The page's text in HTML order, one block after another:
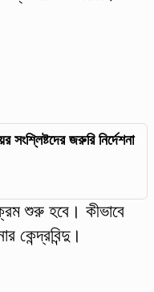
সংশ্লিষ্টদের জরুরি নির্দেশনা
শুরু হবে। কীভাবে
কেন্দ্রবিন্দু।